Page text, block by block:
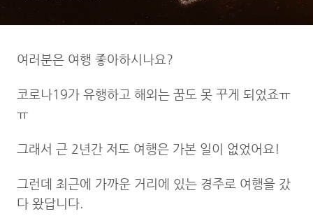
여러분은 여행 좋아하시나요?
코로나19가 유행하고 해외는 꿈도 못 꾸게 되었죠ㅠ
ㅠ
그래서 근 2년간 저도 여행은 가본 일이 없었어요!
그런데 최근에 가까운 거리에 있는 경주로 여행을 갔
다 왔답니다.